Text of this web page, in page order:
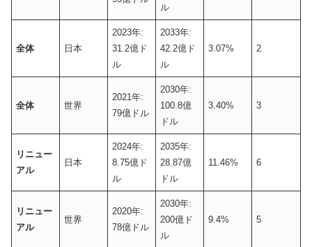
ル
全体 日本
2023年:
31.2億ド
ル
2033年:
42.2億ド
ル
3.07% 2
全体 世界
2021年:
79億ドル
2030年:
100.8億
ドル
3.40% 3
リニュー
アル
日本
2024年:
8.75億ド
ル
2035年:
28.87億
ドル
11.46% 6
リニュー
アル
世界
2020年:
78億ドル
2030年:
200億ド
ル
9.4% 5